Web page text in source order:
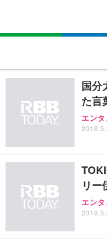
国分
た言
エンタ
リー
エンタ